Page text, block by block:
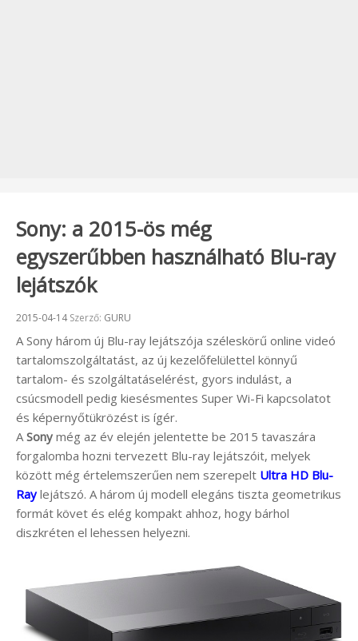
Sony: a 2015-ös még
egyszerűbben használható Blu-ray
lejátszók
Beküldve:
2015-04-14Szerző: GURU
A Sony három új Blu-ray lejátszója széleskörű online videó
tartalomszolgáltatást, az új kezelőfelülettel könnyű
tartalom- és szolgáltatáselérést, gyors indulást, a
csúcsmodell pedig kiesésmentes Super Wi-Fi kapcsolatot
és képernyőtükrözést is ígér.
A Sony még az év elején jelentette be 2015 tavaszára
forgalomba hozni tervezett Blu-ray lejátszóit, melyek
között még értelemszerűen nem szerepelt Ultra HD Blu-
Raylejátszó. A három új modell elegáns tiszta geometrikus
formát követ és elég kompakt ahhoz, hogy bárhol
diszkréten el lehessen helyezni.